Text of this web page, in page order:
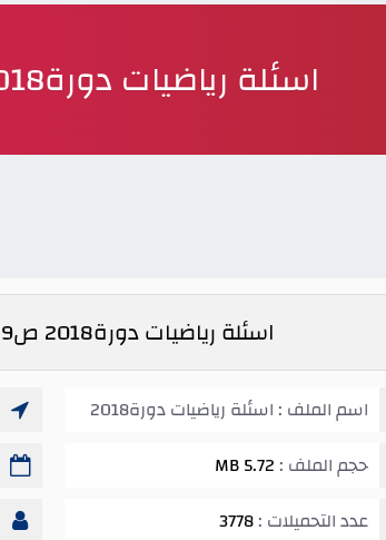
اسئلة رياضيات دورة2018 ص9 - تحميل
اسئلة رياضيات دورة2018 ص9 - تحميل
اسم الملف : اسئلة رياضيات دورة2018
حجم الملف : 5.72 MB
عدد التحميلات :3778